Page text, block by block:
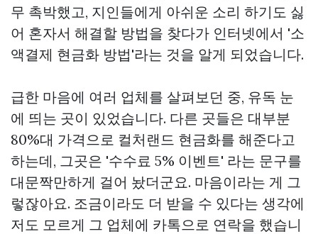
무 촉박했고, 지인들에게 아쉬운 소리 하기도 싫
어 혼자서 해결할 방법을 찾다가 인터넷에서 '소
액결제 현금화 방법'라는 것을 알게 되었습니다.
급한 마음에 여러 업체를 살펴보던 중, 유독 눈
에 띄는 곳이 있었습니다. 다른 곳들은 대부분
80%대 가격으로 컬처랜드 현금화를 해준다고
하는데, 그곳은 '수수료 5% 이벤트' 라는 문구를
대문짝만하게 걸어 놨더군요. 마음이라는 게 그
렇잖아요. 조금이라도 더 받을 수 있다는 생각에
저도 모르게 그 업체에 카톡으로 연락을 했습니